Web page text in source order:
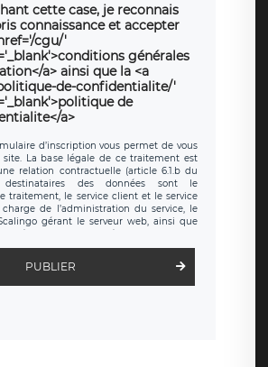
cette case, je reconnais
connaissance et accepter
cgu/'
générales
a> ainsi que la <a
de-confidentialite/'
de
a>
d’inscription vous permet de vous
site. La base légale de ce traitement est
relation contractuelle (article 6.1.b du
destinataires des données sont le
traitement, le service client et le service
de l’administration du service, le
gérant le serveur web, ainsi que
légalement autorisée. Le formulaire
hébergé sur un serveur hébergé par
clauses de
au RGPD
. Les données collectées
jusqu’à ce que l’Internaute en sollicite la
PUBLIER